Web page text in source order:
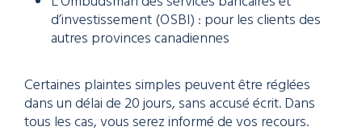
d’investissement (OSBI) : pour les clients des
autres provinces canadiennes
Certaines plaintes simples peuvent être réglées
dans un délai de 20 jours, sans accusé écrit. Dans
tous les cas, vous serez informé de vos recours.